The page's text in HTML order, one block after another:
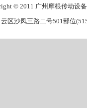
© 2011 广州摩根传动设
区沙凤三路二号501部位